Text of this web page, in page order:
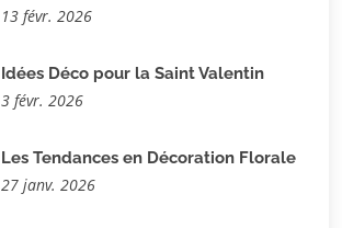
13 févr. 2026
Idées Déco pour la Saint Valentin
3 févr. 2026
Les Tendances en Décoration Florale
27 janv. 2026